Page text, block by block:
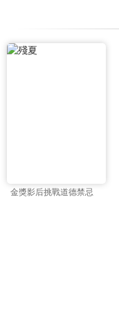
金獎影后挑戰道德禁忌